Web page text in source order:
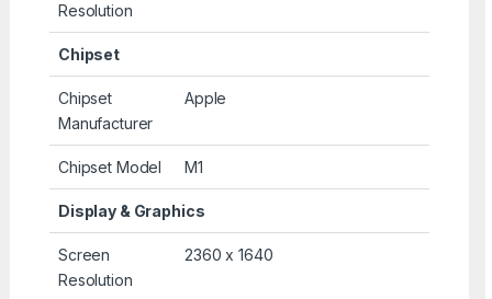
Resolution
Chipset
Chipset
Manufacturer
Apple
Chipset Model M1
Display & Graphics
Screen
Resolution
2360 x 1640